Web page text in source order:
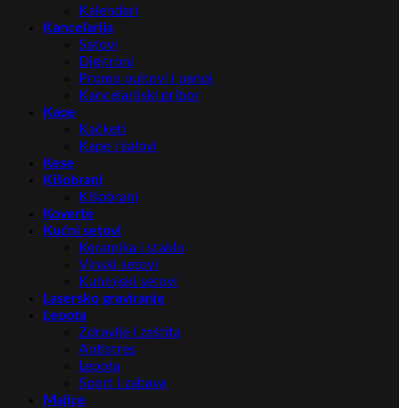
Kalendari
Kancelarija
Satovi
Digitroni
Promo pultovi i panoi
Kancelarijski pribor
Kape
Kačketi
Kape i šalovi
Kese
Kišobrani
Kišobrani
Koverte
Kućni setovi
Keramika i staklo
Vinski setovi
Kuhinjski setovi
Lasersko graviranje
Lepota
Zdravlje i zaštita
Antistres
Lepota
Sport i zabava
Majice